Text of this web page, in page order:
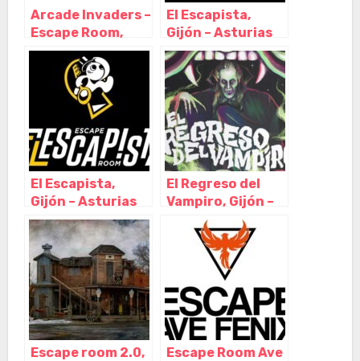
Arcade Invaders –
Escape Room,
Gijón – Asturias
El Escapista,
Gijón – Asturias
El Escapista,
Gijón – Asturias
El Regreso del
Vampiro, Gijón –
Asturias
Escape room 2.0,
Escape Room Ave